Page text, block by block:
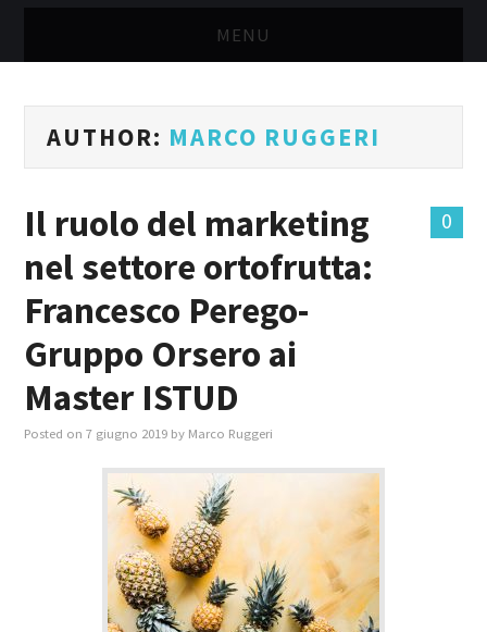
MENU
MASTER MARKETING & RETAIL
MASTER IN FOOD & BEVERAGE
GIURISTI IN AZIENDA
TUTTI
AUTHOR: MARCO RUGGERI
0
Il ruolo del marketing
nel settore ortofrutta:
Francesco Perego-
Gruppo Orsero ai
Master ISTUD
Posted on7 giugno 2019 by Marco Ruggeri